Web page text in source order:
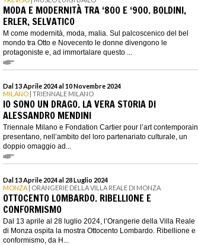
MODA E MODERNITÀ TRA ‘800 E ‘900. BOLDINI,
ERLER, SELVATICO
M come modernità, moda, malia. Sul palcoscenico del bel
mondo tra Otto e Novecento le donne divengono le
protagoniste e, ad immortalare questo ...
Dal 13 Aprile 2024 al 10 Novembre 2024
MILANO | TRIENNALE MILANO
IO SONO UN DRAGO. LA VERA STORIA DI
ALESSANDRO MENDINI
Triennale Milano e Fondation Cartier pour l’art contemporain
presentano, nell’ambito del loro partenariato culturale, un
doppio omaggio ad...
Dal 13 Aprile 2024 al 28 Luglio 2024
MONZA | ORANGERIE DELLA VILLA REALE DI MONZA
OTTOCENTO LOMBARDO. RIBELLIONE E
CONFORMISMO
Dal 13 aprile al 28 luglio 2024, l’Orangerie della Villa Reale
di Monza ospita la mostra Ottocento Lombardo. Ribellione e
conformismo, da H...